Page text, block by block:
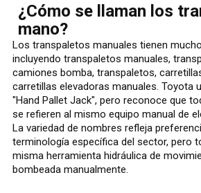
¿Cómo se llaman los
mano?
Los transpaletos manuales tienen
incluyendo transpaletos manuales,
camiones bomba, transpaletos,
carretillas elevadoras manuales. Toyota
"Hand Pallet Jack", pero reconoce que
se refieren al mismo equipo manual de
La variedad de nombres refleja
terminología específica del sector, pero
misma herramienta hidráulica de
bombeada manualmente.